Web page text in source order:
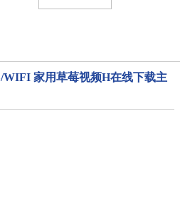
WIFI 家用草莓视频H在线下载主